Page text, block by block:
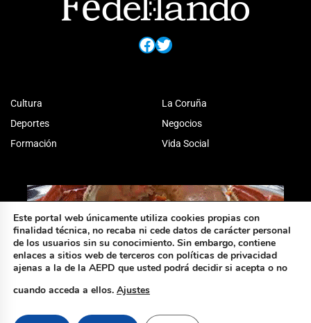
Facebook
Twitter
Cultura
Deportes
Formación
La Coruña
Negocios
Vida Social
Este portal web únicamente utiliza cookies propias con
finalidad técnica, no recaba ni cede datos de carácter personal
de los usuarios sin su conocimiento. Sin embargo, contiene
enlaces a sitios web de terceros con políticas de privacidad
ajenas a la de la AEPD que usted podrá decidir si acepta o no
cuando acceda a ellos. Ajustes